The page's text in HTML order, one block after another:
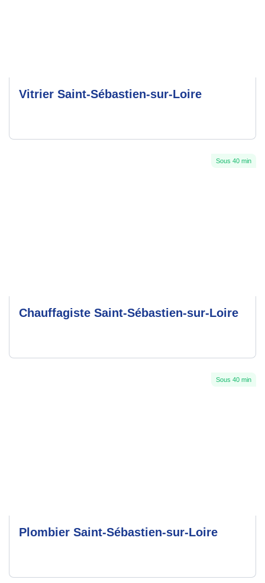
Vitrier Saint-Sébastien-sur-Loire
Sous 40 min
Chauffagiste Saint-Sébastien-sur-Loire
Sous 40 min
Plombier Saint-Sébastien-sur-Loire